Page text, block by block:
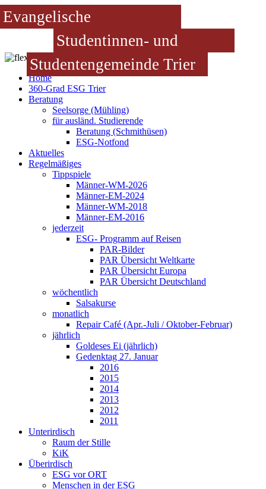
Evangelische
Studentinnen- und
Studentengemeinde Trier
Home
360-Grad ESG Trier
Beratung
Seelsorge (Mühling)
für ausländ. Studierende
Beratung (Schmithüsen)
ESG-Notfond
Aktuelles
Regelmäßiges
Tippspiele
Männer-WM-2026
Männer-EM-2024
Männer-WM-2018
Männer-EM-2016
jederzeit
ESG- Programm auf Reisen
PAR-Bilder
PAR Übersicht Weltkarte
PAR Übersicht Europa
PAR Übersicht Deutschland
wöchentlich
Salsakurse
monatlich
Repair Café (Apr.-Juli / Oktober-Februar)
jährlich
Goldeses Ei (jährlich)
Gedenktag 27. Januar
2016
2015
2014
2013
2012
2011
Unterirdisch
Raum der Stille
KiK
Überirdisch
ESG vor ORT
Menschen in der ESG